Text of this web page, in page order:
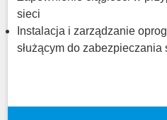
sieci
Instalacja i zarządzanie
służącym do zabezpieczania